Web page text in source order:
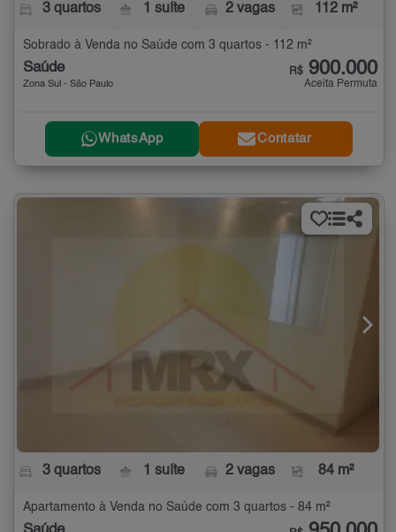
3 quartos 1 suíte 2 vagas 112 m²
Sobrado à Venda no Saúde com 3 quartos - 112 m²
Saúde
Zona Sul - São Paulo
R$ 900.000
Aceita Permuta
WhatsApp Contatar
3 quartos 1 suíte 2 vagas 84 m²
Apartamento à Venda no Saúde com 3 quartos - 84 m²